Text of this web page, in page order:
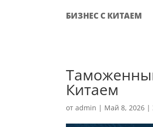
БИЗНЕС С КИТАЕМ
Китаем
отadmin | Май 8, 2026 |